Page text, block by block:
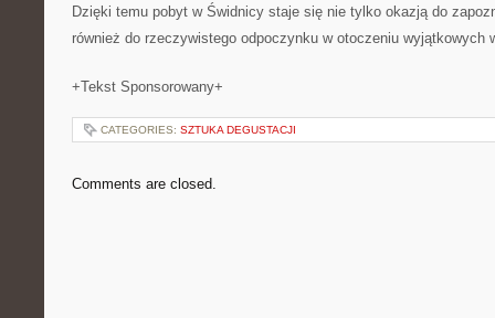
Dzięki temu pobyt w Świdnicy staje się nie tylko okazją do
również do rzeczywistego odpoczynku w otoczeniu wyjątkowych
+Tekst Sponsorowany+
CATEGORIES: SZTUKA DEGUSTACJI
Comments are closed.